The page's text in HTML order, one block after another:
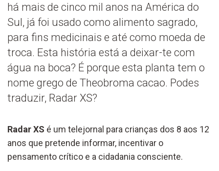
há mais de cinco mil anos na América do
Sul, já foi usado como alimento sagrado,
para fins medicinais e até como moeda de
troca. Esta história está a deixar-te com
água na boca? É porque esta planta tem o
nome grego de Theobroma cacao. Podes
traduzir, Radar XS?
Radar XS é um telejornal para crianças dos 8 aos 12
anos que pretende informar, incentivar o
pensamento crítico e a cidadania consciente.